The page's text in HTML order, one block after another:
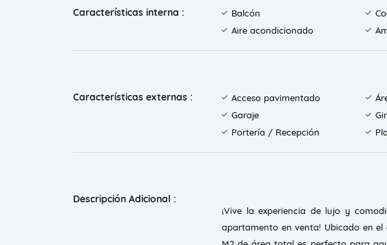
Características interna : Balcón
Aire acondicionado
Características externas : Acceso pavimentado
Garaje
Portería / Recepción
Descripción Adicional :
¡Vive la experiencia de lujo y
apartamento en venta! Ubicado en